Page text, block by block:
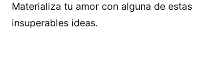
Materializa tu amor con alguna de estas
insuperables ideas.